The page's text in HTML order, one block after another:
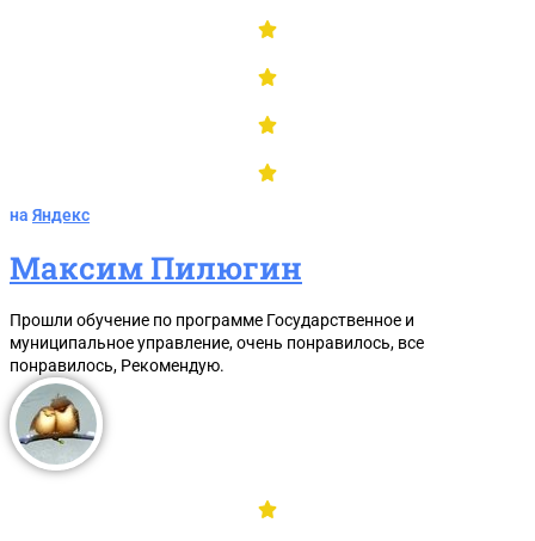
на Яндекс
Максим Пилюгин
Прошли обучение по программе Государственное и
муниципальное управление, очень понравилось, все
понравилось, Рекомендую.